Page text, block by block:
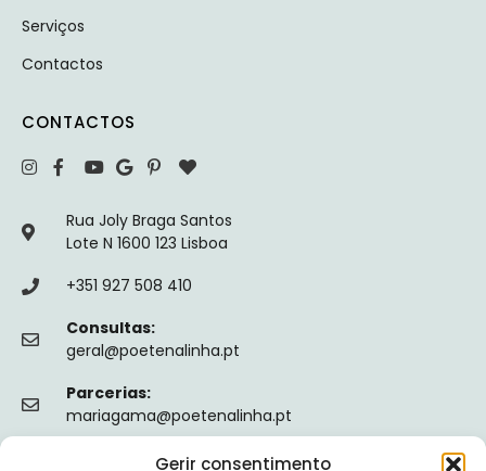
Gerir consentimento
Serviços
Contactos
CONTACTOS
Rua Joly Braga Santos
Lote N 1600 123 Lisboa
+351 927 508 410
Consultas:
geral@poetenalinha.pt
Parcerias:
mariagama@poetenalinha.pt